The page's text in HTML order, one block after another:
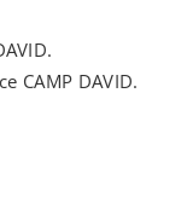
CAMP DAVID.